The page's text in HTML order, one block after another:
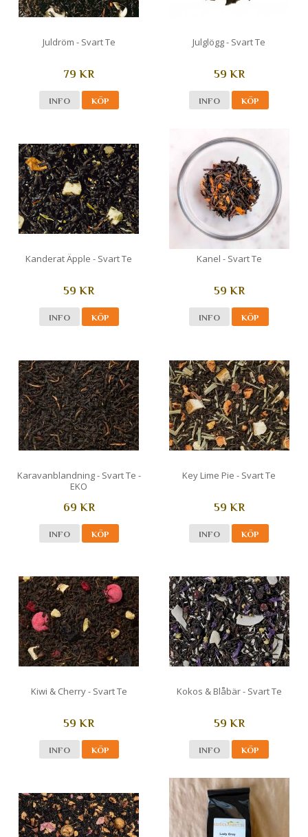
Juldröm - Svart Te
79 KR
INFO KÖP
Julglögg - Svart Te
59 KR
INFO KÖP
Kanderat Äpple - Svart Te
59 KR
INFO KÖP
Kanel - Svart Te
59 KR
INFO KÖP
Karavanblandning - Svart Te -
EKO
69 KR
INFO KÖP
Key Lime Pie - Svart Te
59 KR
INFO KÖP
Kiwi & Cherry - Svart Te
59 KR
INFO KÖP
Kokos & Blåbär - Svart Te
59 KR
INFO KÖP